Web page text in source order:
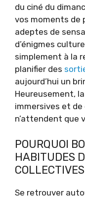
du ciné du
vos moments de
adeptes de
d’énigmes
simplement à la
planifier des
aujourd’hui un
Heureusement,
immersives et
n’attendent que
POURQUOI
HABITUDES
Se retrouver